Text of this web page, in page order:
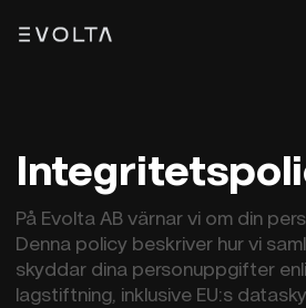
På Evolta AB värnar vi om din
Denna policy beskriver hur vi
skyddar dina personuppgifter
lagstiftning, inklusive EU:s